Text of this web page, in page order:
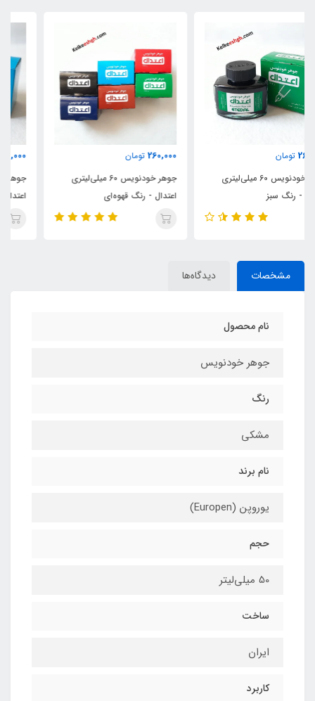
260,000
جوهر خودنویس 60 میلی‌لیتری
اعتدال - رنگ قهوه‌ای
260,000
جوهر خودنویس 60 میلی‌لیتری
اعتدال - رنگ فیروزه‌ای
مشخصات دیدگاه‌ها
نام محصول
جوهر خودنویس
رنگ
مشکی
نام برند
یوروپن (Europen)
حجم
50 میلی‌لیتر
ساخت
ایران
کاربرد